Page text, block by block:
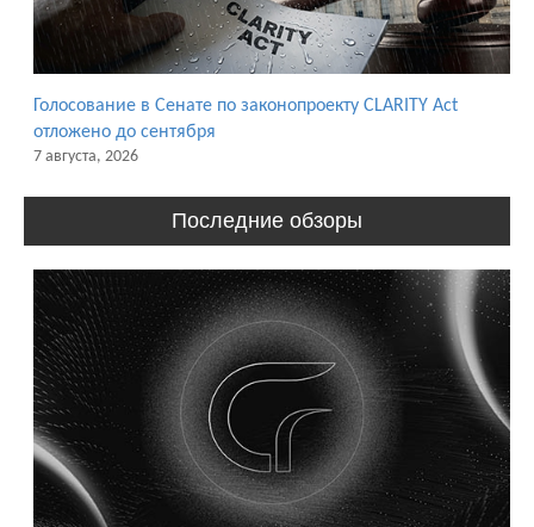
Голосование в Сенате по законопроекту CLARITY Act
отложено до сентября
7 августа, 2026
Последние обзоры